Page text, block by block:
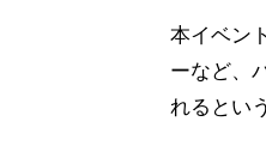
本イベン
ーなど、
れるとい